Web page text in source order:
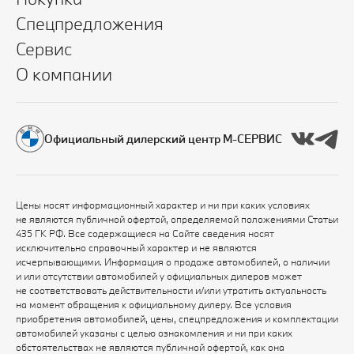
Спецпредложения
Сервис
О компании
Официальный дилерский центр М-СЕРВИС
Цены носят информационный характер и ни при каких условиях
не являются публичной офертой, определяемой положениями Статьи
435 ГК РФ. Все содержащиеся на Сайте сведения носят
исключительно справочный характер и не являются
исчерпывающими. Информация о продаже автомобилей, о наличии
и или отсутствии автомобилей у официальных дилеров может
не соответствовать действительности и/или утратить актуальность
на момент обращения к официальному дилеру. Все условия
приобретения автомобилей, цены, спецпредложения и комплектации
автомобилей указаны с целью ознакомления и ни при каких
обстоятельствах не являются публичной офертой, как она